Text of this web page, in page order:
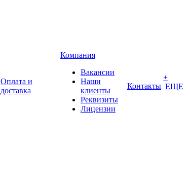
Оплата и
доставка
Компания
Вакансии
Наши
клиенты
Реквизиты
Лицензии
Контакты
+
ЕЩЕ